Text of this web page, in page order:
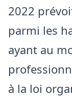
2022
parmi les
ayant au
à la loi